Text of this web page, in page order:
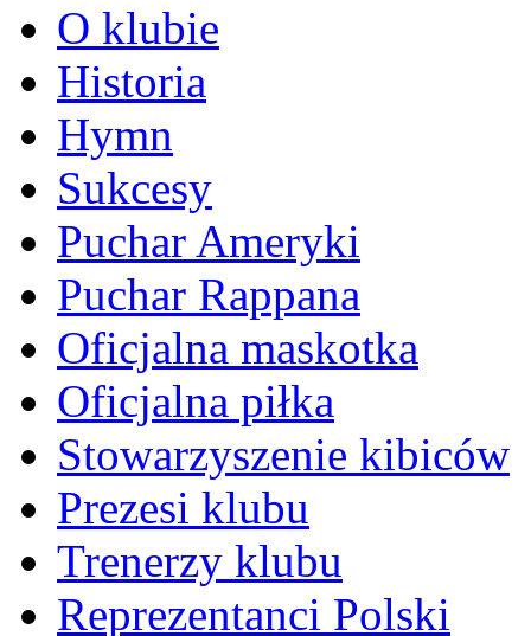
O klubie
Historia
Hymn
Sukcesy
Puchar Ameryki
Puchar Rappana
Oficjalna maskotka
Oficjalna piłka
Stowarzyszenie kibiców
Prezesi klubu
Trenerzy klubu
Reprezentanci Polski